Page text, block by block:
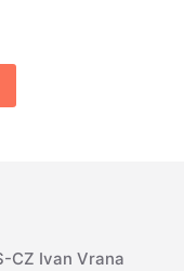
CZ Ivan Vrana